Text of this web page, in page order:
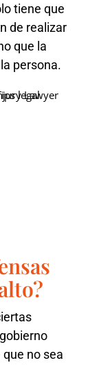
tiene que
de realizar
que la
persona.
no sea